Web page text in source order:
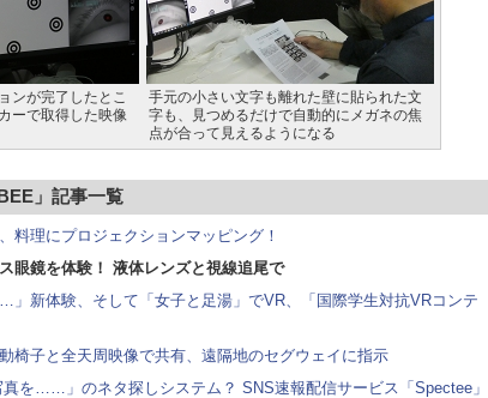
ンが完了したとこ
ーで取得した映像
手元の小さい文字も離れた壁に貼られた文
字も、見つめるだけで自動的にメガネの焦
点が合って見えるようになる
」記事一覧
料理にプロジェクションマッピング！
眼鏡を体験！ 液体レンズと視線追尾で
」新体験、そして「女子と足湯」でVR、「国際学生対抗VRコンテ
椅子と全天周映像で共有、遠隔地のセグウェイに指示
真を……」のネタ探しシステム？ SNS速報配信サービス「Spectee」